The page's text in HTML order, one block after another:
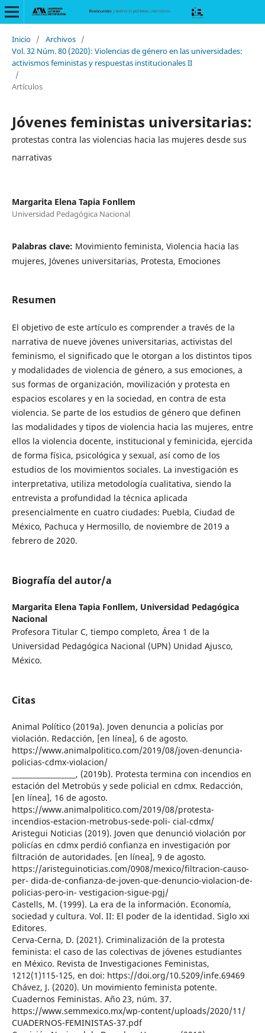
Inicio / Archivos /
Vol. 32 Núm. 80 (2020): Violencias de género en las universidades:
activismos feministas y respuestas institucionales II
/
Artículos
Jóvenes feministas universitarias:
protestas contra las violencias hacia las mujeres desde sus
narrativas
Margarita Elena Tapia Fonllem
Universidad Pedagógica Nacional
Palabras clave: Movimiento feminista, Violencia hacia las
mujeres, Jóvenes universitarias, Protesta, Emociones
Resumen
El objetivo de este artículo es comprender a través de la
narrativa de nueve jóvenes universitarias, activistas del
feminismo, el significado que le otorgan a los distintos tipos
y modalidades de violencia de género, a sus emociones, a
sus formas de organización, movilización y protesta en
espacios escolares y en la sociedad, en contra de esta
violencia. Se parte de los estudios de género que definen
las modalidades y tipos de violencia hacia las mujeres, entre
ellos la violencia docente, institucional y feminicida, ejercida
de forma física, psicológica y sexual, así como de los
estudios de los movimientos sociales. La investigación es
interpretativa, utiliza metodología cualitativa, siendo la
entrevista a profundidad la técnica aplicada
presencialmente en cuatro ciudades: Puebla, Ciudad de
México, Pachuca y Hermosillo, de noviembre de 2019 a
febrero de 2020.
Biografía del autor/a
Margarita Elena Tapia Fonllem, Universidad Pedagógica
Nacional
Profesora Titular C, tiempo completo, Área 1 de la
Universidad Pedagógica Nacional (UPN) Unidad Ajusco,
México.
Citas
Animal Político (2019a). Joven denuncia a policías por
violación. Redacción, [en línea], 6 de agosto.
https://www.animalpolitico.com/2019/08/joven-denuncia-
policias-cdmx-violacion/
__________________, (2019b). Protesta termina con incendios en
estación del Metrobús y sede policial en cdmx. Redacción,
[en línea], 16 de agosto.
https://www.animalpolitico.com/2019/08/protesta-
incendios-estacion-metrobus-sede-poli- cial-cdmx/
Aristegui Noticias (2019). Joven que denunció violación por
policías en cdmx perdió confianza en investigación por
filtración de autoridades. [en línea], 9 de agosto.
https://aristeguinoticias.com/0908/mexico/filtracion-causo-
per- dida-de-confianza-de-joven-que-denuncio-violacion-de-
policias-pero-in- vestigacion-sigue-pgj/
Castells, M. (1999). La era de la información. Economía,
sociedad y cultura. Vol. II: El poder de la identidad. Siglo xxi
Editores.
Cerva-Cerna, D. (2021). Criminalización de la protesta
feminista: el caso de las colectivas de jóvenes estudiantes
en México. Revista de Investigaciones Feministas,
1212(1)115-125, en doi: https://doi.org/10.5209/infe.69469
Chávez, J. (2020). Un movimiento feminista potente.
Cuadernos Feministas. Año 23, núm. 37.
https://www.semmexico.mx/wp-content/uploads/2020/11/
CUADERNOS-FEMINISTAS-37.pdf